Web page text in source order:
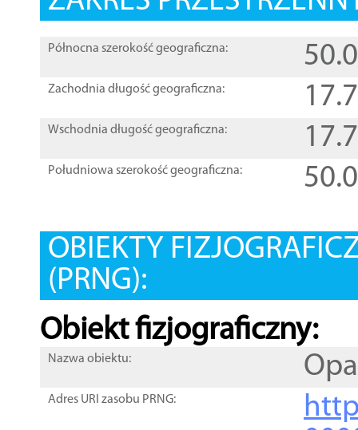
Północna szerokość geograficzna:
Zachodnia długość geograficzna:
Wschodnia długość geograficzna:
Południowa szerokość geograficzna:
OBIEKTY
(PRNG):
Obiekt fizjograficzny:
Nazwa obiektu:
Adres URI zasobu PRNG: